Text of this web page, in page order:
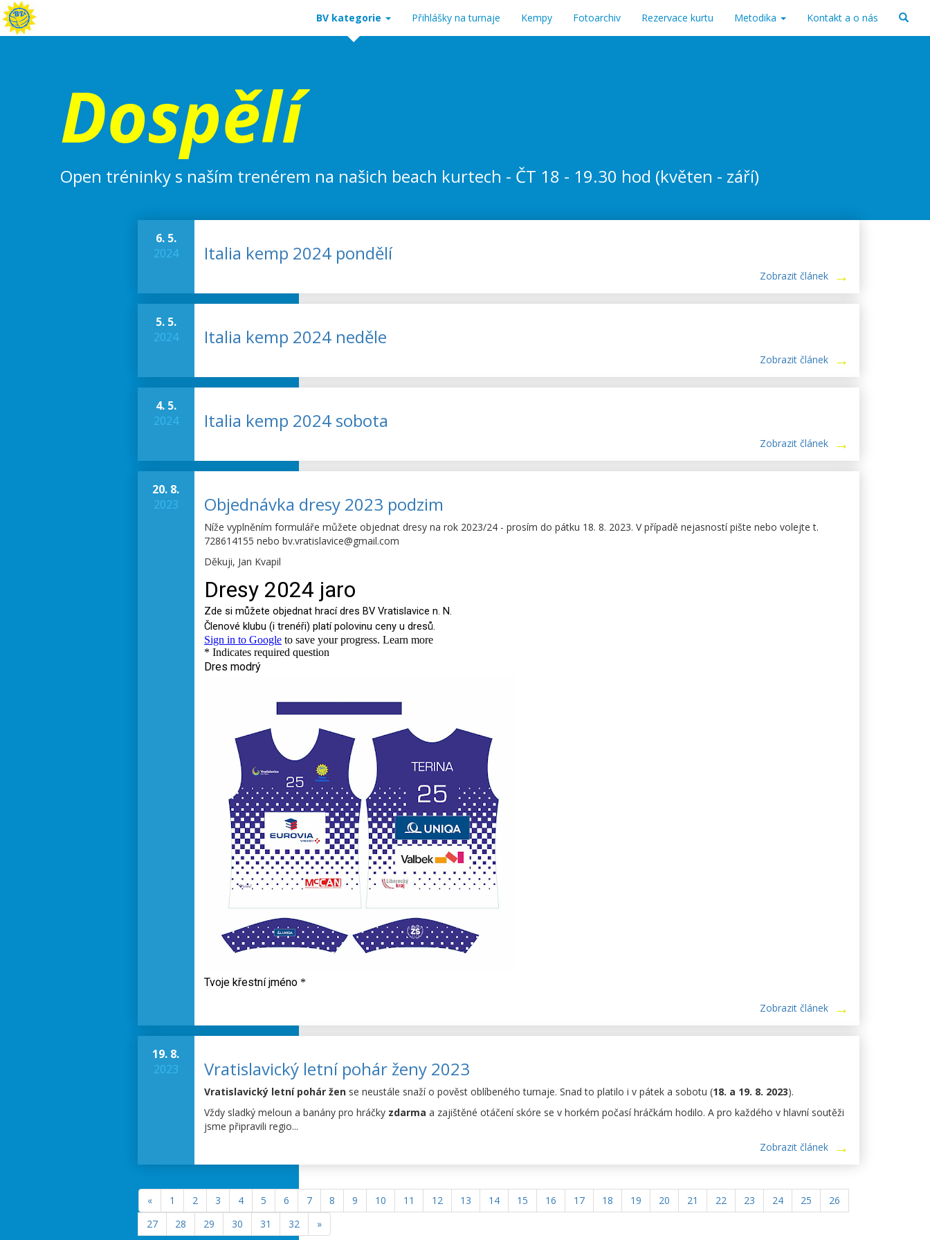
BV kategorie Přihlášky na turnaje Kempy Fotoarchiv Rezervace kurtu Metodika Kontakt a o nás
Dospělí
Open tréninky s naším trenérem na našich beach kurtech - ČT 18 - 19.30 hod (květen - září)
6. 5.
2024
Italia kemp 2024 pondělí
Zobrazit článek
5. 5.
2024
Italia kemp 2024 neděle
Zobrazit článek
4. 5.
2024
Italia kemp 2024 sobota
Zobrazit článek
20. 8.
2023
Objednávka dresy 2023 podzim
Níže vyplněním formuláře můžete objednat dresy na rok 2023/24 - prosím do pátku 18. 8. 2023. V případě nejasností pište nebo volejte t.
728614155 nebo bv.vratislavice@gmail.com
Děkuji, Jan Kvapil
Zobrazit článek
19. 8.
2023
Vratislavický letní pohár ženy 2023
Vratislavický letní pohár žense neustále snaží o pověst oblíbeného turnaje. Snad to platilo i v pátek a sobotu (18. a 19. 8. 2023).
Vždy sladký meloun a banány pro hráčky zdarma a zajištěné otáčení skóre se v horkém počasí hráčkám hodilo. A pro každého v hlavní soutěži
jsme připravili regio...
Zobrazit článek
« 1 2 3 4 5 6 7 8 9 10 11 12 13 14 15 16 17 18 19 20 21 22 23 24 25
26
27
28 29 30 31 32 »